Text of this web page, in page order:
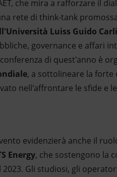
che mira a rafforzare il
rete di think-tank
Luiss Guido
governance e affari
di quest'anno è
, a sottolineare la forte
nell'affrontare le sfide e
evidenzierà anche il
Energy, che sostengono la
2023. Gli studiosi, gli